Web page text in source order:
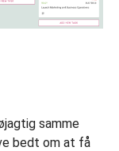
samme
bedt om at få